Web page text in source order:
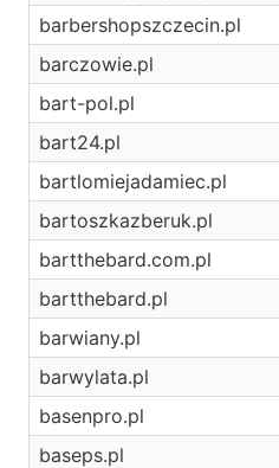
barbershopszczecin.pl
barczowie.pl
bart-pol.pl
bart24.pl
bartlomiejadamiec.pl
bartoszkazberuk.pl
bartthebard.com.pl
bartthebard.pl
barwiany.pl
barwylata.pl
basenpro.pl
baseps.pl